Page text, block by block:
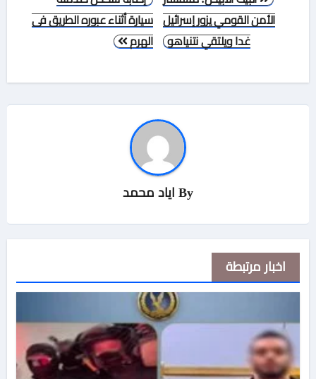
المقالات
سيارة أثناء عبوره الطريق فى
الهرم
الأمن القومي يزور إسرائيل
غدا ويلتقي نتنياهو
By اياد محمد
اخبار مرتبطة